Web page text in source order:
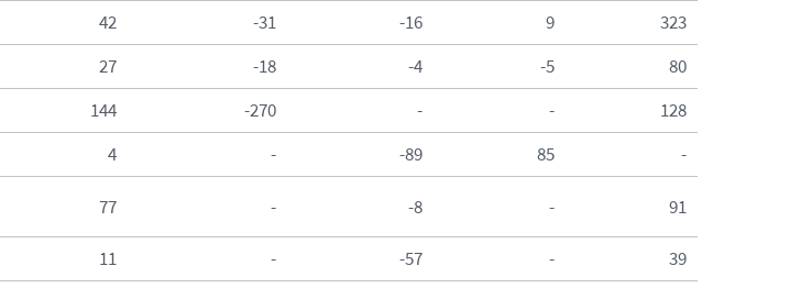
42 -31 -16 9
323
27 -18 -4 -5
80
144 -270 - -
128
4 - -89 85
-
77 - -8 - 91
11 - -57 -
39